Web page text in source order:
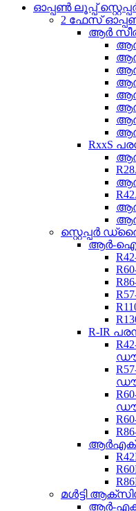
ഓപ്പൺ ലൂപ്പ്
2 ഫേസ്
ആർ
RxxS
സ്റ്റെപ്പർ
ആർ-
R-IR
മൾട്ടി
ആർ-